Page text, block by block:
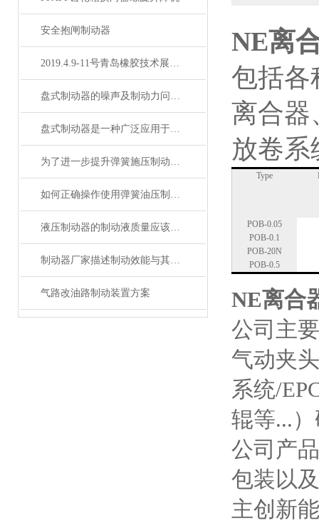
安全抱闸制动器
2019.4.9-11号青岛橡胶技术展缆会-KEST制动器
盘式制动器的噪声及制动力问题处理
盘式制动器是一种广泛应用于汽车和其它交通工具的刹车系统
为了进一步提升弹簧施压制动器的性能和寿命，需注意以下几点
如何正确操作使用弹簧油压制动器刹车？
液压制动器的制动液质量应该怎么判断
制动器厂家描述制动效能与其恒定性的研究
气路改油路制动装置方案
NE离
包括各
离合器
放卷系
Type
POB-0.05
POB-0.1
POB-20N
POB-0.5
NE离合
公司主
气动夹
系统/
辊等...
公司产
包装以
主创新